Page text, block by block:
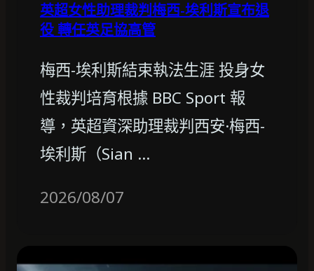
英超女性助理裁判梅西-埃利斯宣布退
役 轉任英足協高管
梅西-埃利斯結束執法生涯 投身女
性裁判培育根據 BBC Sport 報
導，英超資深助理裁判西安·梅西-
埃利斯（Sian …
2026/08/07